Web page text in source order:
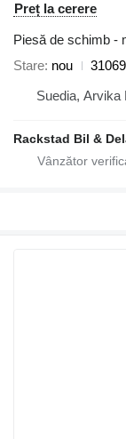
Preț la cerere
Piesă de schimb -
Stare nou
Suedia, Arvika
Rackstad Bil &